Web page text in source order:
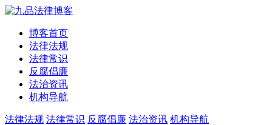
博客首页
法律法规
法律常识
反腐倡廉
法治资讯
机构导航
法律法规 法律常识 反腐倡廉 法治资讯 机构导航